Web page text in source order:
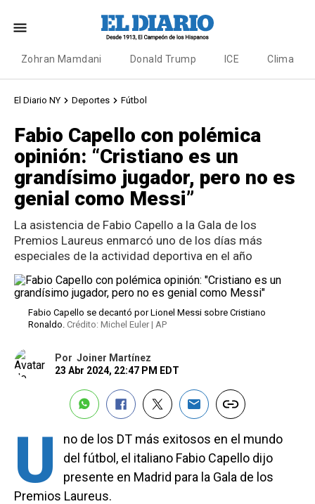
Zohran Mamdani Donald Trump ICE Clima
El Diario NY Deportes Fútbol
Fabio Capello con polémica
opinión: “Cristiano es un
grandísimo jugador, pero no es
genial como Messi”
La asistencia de Fabio Capello a la Gala de los
Premios Laureus enmarcó uno de los días más
especiales de la actividad deportiva en el año
Fabio Capello se decantó por Lionel Messi sobre Cristiano
Ronaldo. Crédito: Michel Euler | AP
Por Joiner Martínez
23 Abr 2024, 22:47 PM EDT
U
no de los DT más exitosos en el mundo
del fútbol, el italiano Fabio Capello dijo
presente en Madrid para la Gala de los
Premios Laureus.